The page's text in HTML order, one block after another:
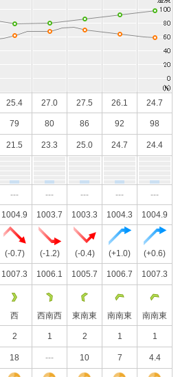
25.4 27.0 27.5 26.1 24.7
79 80 86 92 98
21.5 23.3 25.0 24.7 24.4
--- --- --- --- ---
1004.9 1003.7 1003.3 1004.3 1004.9
(-0.7) (-1.2) (-0.4) (+1.0) (+0.6)
1007.3 1006.1 1005.7 1006.7 1007.3
西 西南西 東南東 南南東 南南東
2 1 2 1 1
18 --- 10 7 4.4